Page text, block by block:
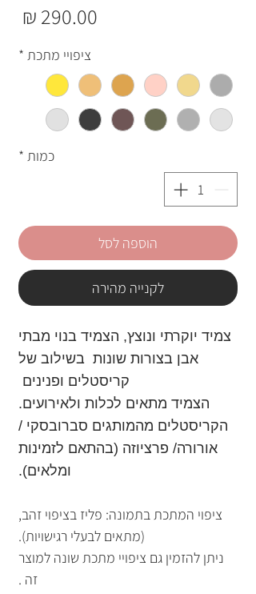
ציפויי מתכת *
כמות *
הוספה לסל
לקנייה מהירה
צמיד יוקרתי ונוצץ, הצמיד בנוי מבתי
אבן בצורות שונות בשילוב של
קריסטלים ופנינים
הצמיד מתאים לכלות ולאירועים.
הקריסטלים מהמותגים סברובסקי /
אורורה/ פרציוזה (בהתאם לזמינות
ומלאים).
ציפוי המתכת בתמונה: פליז בציפוי זהב,
(מתאים לבעלי רגישויות).
ניתן להזמין גם ציפויי מתכת שונה למוצר
זה .